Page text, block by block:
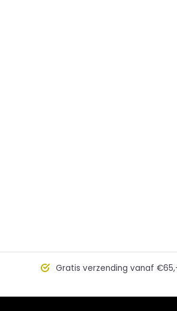
Gratis verzending vanaf